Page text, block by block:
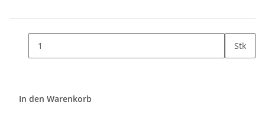
Stk
In den Warenkorb